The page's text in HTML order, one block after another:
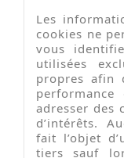
Les
cookies ne
vous
utilisées
propres afin
adresser des
d’intérêts.
fait l’objet
tiers sauf